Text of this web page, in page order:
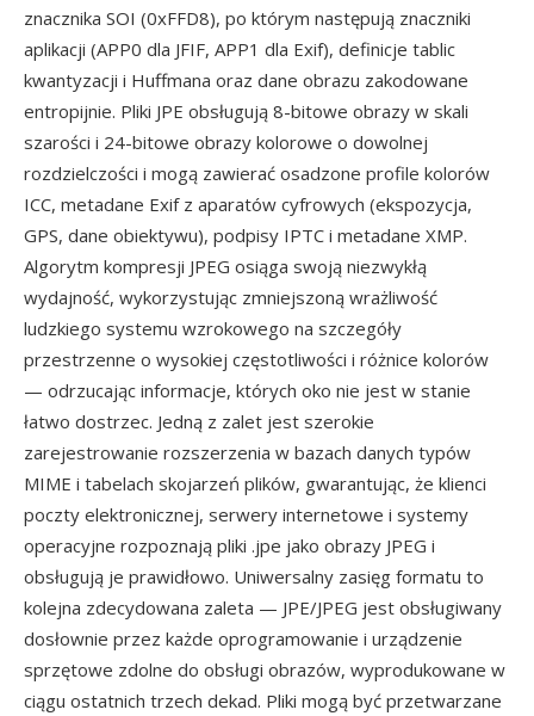
znacznika SOI (0xFFD8), po którym następują znaczniki
aplikacji (APP0 dla JFIF, APP1 dla Exif), definicje tablic
kwantyzacji i Huffmana oraz dane obrazu zakodowane
entropijnie. Pliki JPE obsługują 8-bitowe obrazy w skali
szarości i 24-bitowe obrazy kolorowe o dowolnej
rozdzielczości i mogą zawierać osadzone profile kolorów
ICC, metadane Exif z aparatów cyfrowych (ekspozycja,
GPS, dane obiektywu), podpisy IPTC i metadane XMP.
Algorytm kompresji JPEG osiąga swoją niezwykłą
wydajność, wykorzystując zmniejszoną wrażliwość
ludzkiego systemu wzrokowego na szczegóły
przestrzenne o wysokiej częstotliwości i różnice kolorów
— odrzucając informacje, których oko nie jest w stanie
łatwo dostrzec. Jedną z zalet jest szerokie
zarejestrowanie rozszerzenia w bazach danych typów
MIME i tabelach skojarzeń plików, gwarantując, że klienci
poczty elektronicznej, serwery internetowe i systemy
operacyjne rozpoznają pliki .jpe jako obrazy JPEG i
obsługują je prawidłowo. Uniwersalny zasięg formatu to
kolejna zdecydowana zaleta — JPE/JPEG jest obsługiwany
dosłownie przez każde oprogramowanie i urządzenie
sprzętowe zdolne do obsługi obrazów, wyprodukowane w
ciągu ostatnich trzech dekad. Pliki mogą być przetwarzane